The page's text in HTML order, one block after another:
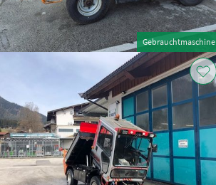
Gebrauchtmaschine